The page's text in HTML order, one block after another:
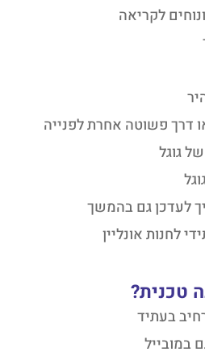
לקריאה
גוגל
לעדכן גם בהמשך
לחנות אונליין
טכנית?
בעתיד
במובייל